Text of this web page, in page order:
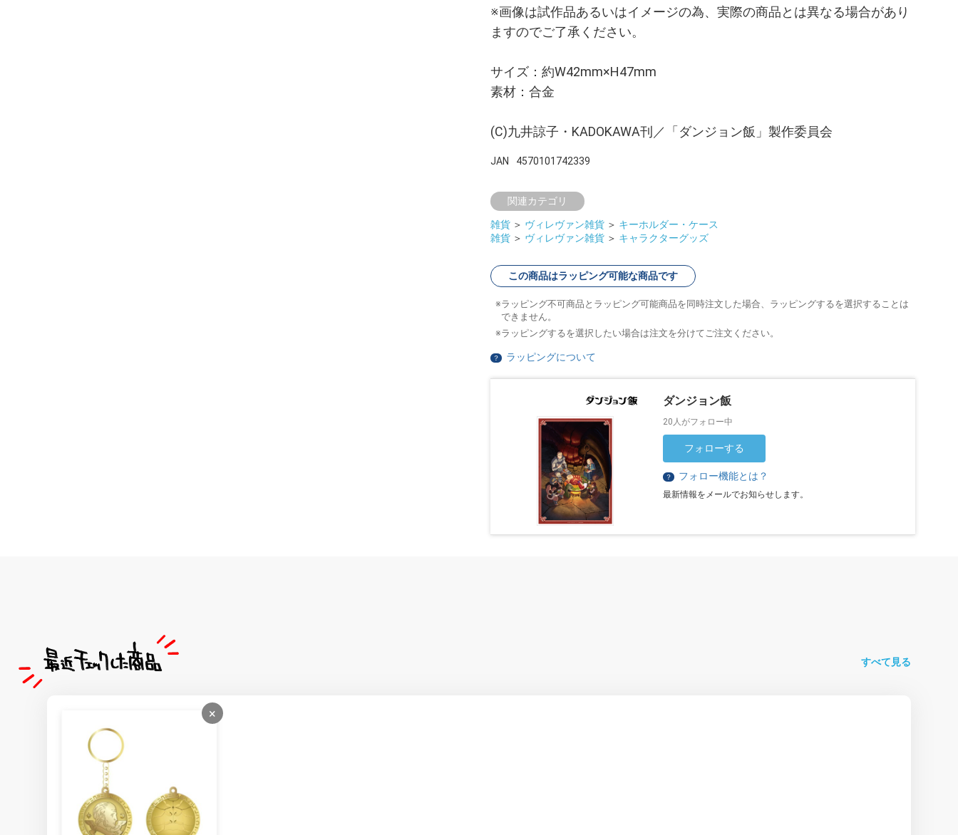
※画像は試作品あるいはイメージの為、実際の商品とは異なる場合があり
ますのでご了承ください。
サイズ：約W42mm×H47mm
素材：合金
(C)九井諒子・KADOKAWA刊／「ダンジョン飯」製作委員会
JAN 4570101742339
関連カテゴリ
雑貨 ＞ ヴィレヴァン雑貨 ＞ キーホルダー・ケース
雑貨 ＞ ヴィレヴァン雑貨 ＞ キャラクターグッズ
この商品はラッピング可能な商品です
ラッピング不可商品とラッピング可能商品を同時注文した場合、ラッピングするを選択することは
できません。
ラッピングするを選択したい場合は注文を分けてご注文ください。
？ ラッピングについて
ダンジョン飯
20人がフォロー中
フォローする
？ フォロー機能とは？
最新情報をメールでお知らせします。
すべて見る
×